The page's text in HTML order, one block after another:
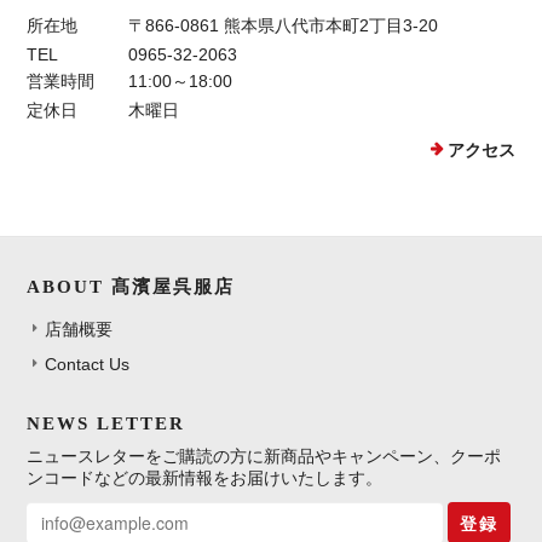
所在地
〒866-0861 熊本県八代市本町2丁目3-20
TEL
0965-32-2063
営業時間
11:00～18:00
定休日
木曜日
アクセス
ABOUT 髙濱屋呉服店
店舗概要
Contact Us
NEWS LETTER
ニュースレターをご購読の方に新商品やキャンペーン、クーポ
ンコードなどの最新情報をお届けいたします。
登録